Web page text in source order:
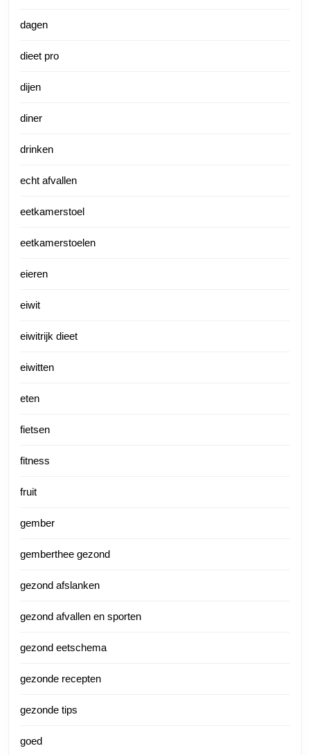
dagen
dieet pro
dijen
diner
drinken
echt afvallen
eetkamerstoel
eetkamerstoelen
eieren
eiwit
eiwitrijk dieet
eiwitten
eten
fietsen
fitness
fruit
gember
gemberthee gezond
gezond afslanken
gezond afvallen en sporten
gezond eetschema
gezonde recepten
gezonde tips
goed